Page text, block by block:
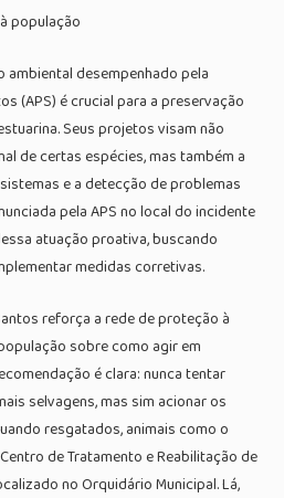
população
desempenhado pela
(APS) é crucial para a preservação
Seus projetos visam não
de certas espécies, mas também a
e a detecção de problemas
pela APS no local do incidente
atuação proativa, buscando
medidas corretivas.
reforça a rede de proteção à
sobre como agir em
é clara: nunca tentar
selvagens, mas sim acionar os
resgatados, animais como o
de Tratamento e Reabilitação de
no Orquidário Municipal. Lá,